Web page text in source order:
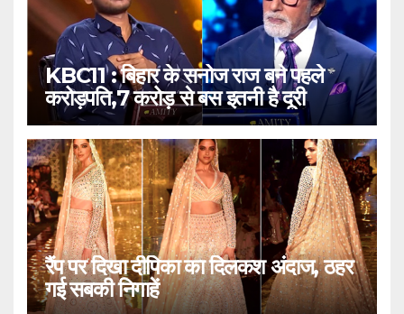
KBC11 : बिहार के सनोज राज बने पहले
करोड़पति,7 करोड़ से बस इतनी है दूरी
रैंप पर दिखा दीपिका का दिलकश अंदाज, ठहर
गई सबकी निगाहें